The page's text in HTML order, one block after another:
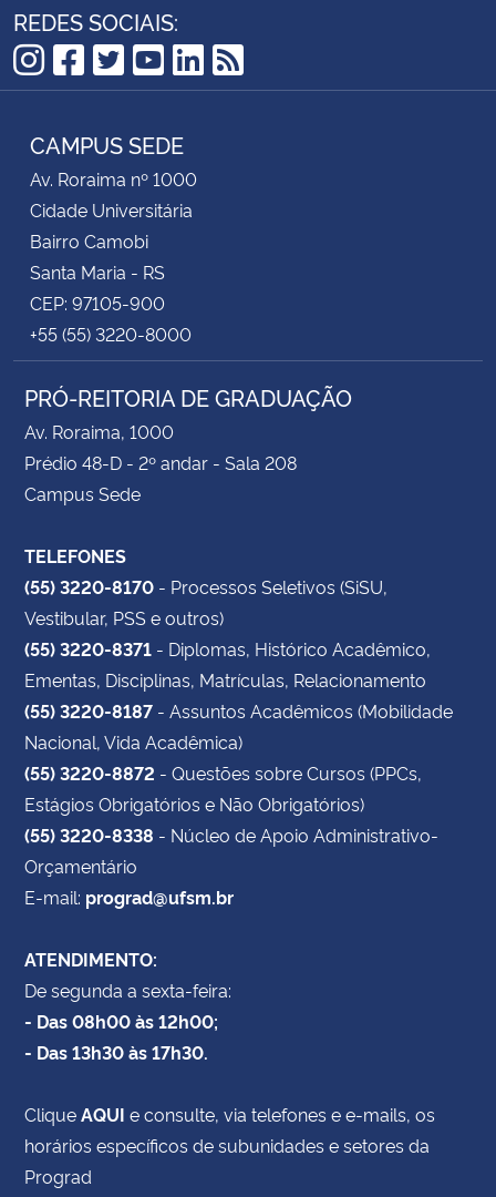
REDES SOCIAIS:
Instagram
Facebook
Twitter
YouTube
LinkedIn
RSS
CAMPUS SEDE
Av. Roraima nº 1000
Cidade Universitária
Bairro Camobi
Santa Maria - RS
CEP: 97105-900
+55 (55) 3220-8000
PRÓ-REITORIA DE GRADUAÇÃO
Av. Roraima, 1000
Prédio 48-D - 2º andar - Sala 208
Campus Sede
TELEFONES
(55) 3220-8170 - Processos Seletivos (SiSU,
Vestibular, PSS e outros)
(55) 3220-8371 - Diplomas, Histórico Acadêmico,
Ementas, Disciplinas, Matrículas, Relacionamento
(55) 3220-8187 - Assuntos Acadêmicos (Mobilidade
Nacional, Vida Acadêmica)
(55) 3220-8872 - Questões sobre Cursos (PPCs,
Estágios Obrigatórios e Não Obrigatórios)
(55) 3220-8338 - Núcleo de Apoio Administrativo-
Orçamentário
E-mail: prograd@ufsm.br
ATENDIMENTO:
De segunda a sexta-feira:
- Das 08h00 às 12h00;
- Das 13h30 às 17h30.
CliqueAQUI e consulte, via telefones e e-mails, os
horários específicos de subunidades e setores da
Prograd